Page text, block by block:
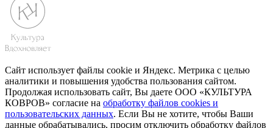
Сайт использует файлы cookie и Яндекс. Метрика с целью
аналитики и повышения удобства пользования сайтом.
Продолжая использовать сайт, Вы даете ООО «КУЛЬТУРА
КОВРОВ» согласие на обработку файлов cookies и
пользовательских данных. Если Вы не хотите, чтобы Ваши
данные обрабатывались, просим отключить обработку файлов